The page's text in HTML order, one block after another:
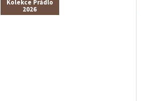
Kolekce Prádlo
2026